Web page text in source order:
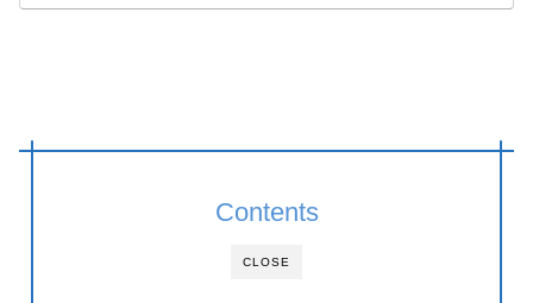
CLOSE
Contents